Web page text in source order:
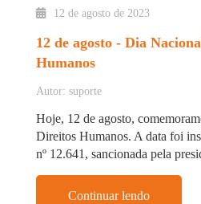
12 de agosto de 2023
12 de agosto - Dia
Humanos
Autor: suporte
Hoje, 12 de agosto,
Direitos Humanos. A data foi
nº 12.641, sancionada pela
Continuar lendo